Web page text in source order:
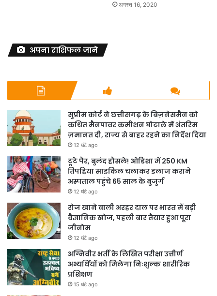
अगस्त 16, 2020
अपना राशिफल जाने
सुप्रीम कोर्ट ने छत्तीसगढ़ के बिज़नेसमैन को
कथित मैनपावर कमीशन घोटाले में अंतरिम
ज़मानत दी, राज्य से बाहर रहने का निर्देश दिया
12 घंटे ago
टूटे पैर, बुलंद हौसले! ओडिशा में 250 KM
तिपहिया साइकिल चलाकर इलाज कराने
अस्पताल पहुंचे 65 साल के बुजुर्ग
12 घंटे ago
रोज खाने वाली अरहर दाल पर भारत में बड़ी
वैज्ञानिक खोज, पहली बार तैयार हुआ पूरा
जीनोम
12 घंटे ago
अग्निवीर भर्ती के लिखित परीक्षा उत्तीर्ण
अभ्यर्थियों को मिलेगा निःशुल्क शारीरिक
प्रशिक्षण
15 घंटे ago